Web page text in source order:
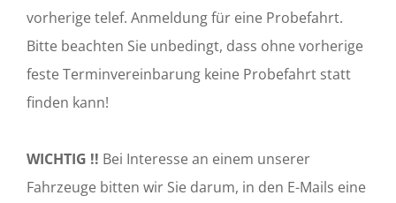
vorherige telef. Anmeldung für eine Probefahrt.
Bitte beachten Sie unbedingt, dass ohne vorherige
feste Terminvereinbarung keine Probefahrt statt
finden kann!
WICHTIG !! Bei Interesse an einem unserer
Fahrzeuge bitten wir Sie darum, in den E-Mails eine